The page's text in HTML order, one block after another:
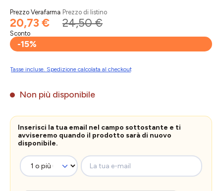
Prezzo Verafarma
20,73 €
Prezzo di listino
24,50 €
Sconto
-15%
Tasse incluse. Spedizione calcolata al checkout
Non più disponibile
Inserisci la tua email nel campo sottostante e ti
avviseremo quando il prodotto sarà di nuovo
disponibile.
La tua e-mail